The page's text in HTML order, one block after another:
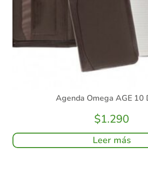
Agenda Omega AGE 10
$1.290
Leer más